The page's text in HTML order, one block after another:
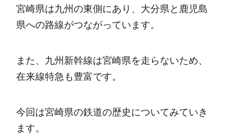
宮崎県は九州の東側にあり、大分県と鹿児島
県への路線がつながっています。
また、九州新幹線は宮崎県を走らないため、
在来線特急も豊富です。
今回は宮崎県の鉄道の歴史についてみていき
ます。